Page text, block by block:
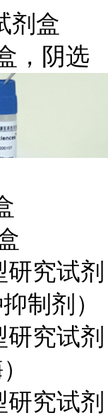
剂盒
，阴选
研究试剂
制剂）
研究试剂
研究试剂